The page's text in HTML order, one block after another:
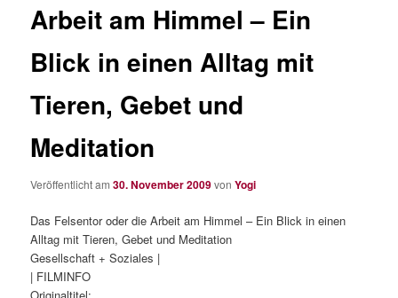
Arbeit am Himmel – Ein
Blick in einen Alltag mit
Tieren, Gebet und
Meditation
Veröffentlicht am30. November 2009vonYogi
Das Felsentor oder die Arbeit am Himmel – Ein Blick in einen
Alltag mit Tieren, Gebet und Meditation
Gesellschaft + Soziales |
| FILMINFO
Originaltitel: